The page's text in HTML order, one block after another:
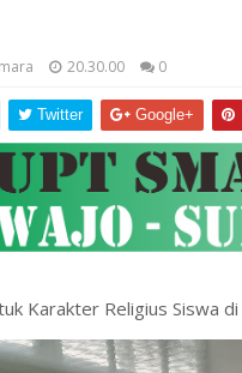
20.30.00 0
Twitter Google+
Karakter Religius Siswa